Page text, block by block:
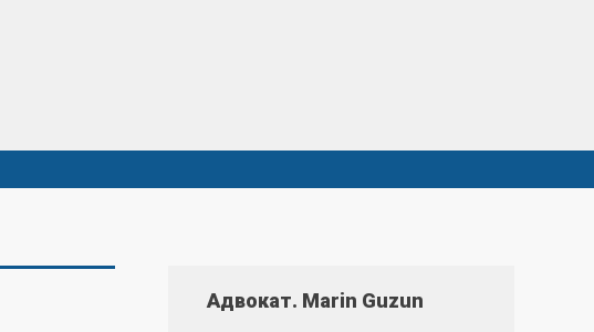
Адвокат. Marin Guzun